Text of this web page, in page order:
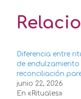
Diferencia entre
de endulzamiento
reconciliación
junio 22, 2026
En «Rituales»